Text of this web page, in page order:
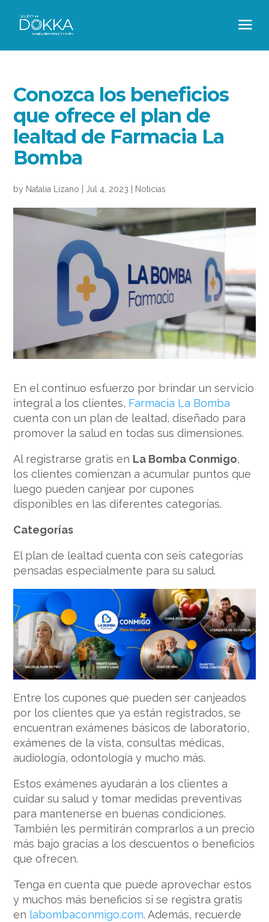
Conozca los beneficios
que ofrece el plan de
lealtad de Farmacia La
Bomba
by Natalia Lizano Jul 4, 2023 Noticias
En el continuo esfuerzo por brindar un servicio
integral a los clientes, Farmacia La Bomba
cuenta con un plan de lealtad, diseñado para
promover la salud en todas sus dimensiones.
Al registrarse gratis en La Bomba Conmigo,
los clientes comienzan a acumular puntos que
luego pueden canjear por cupones
disponibles en las diferentes categorías.
Categorías
El plan de lealtad cuenta con seis categorías
pensadas especialmente para su salud.
Entre los cupones que pueden ser canjeados
por los clientes que ya están registrados, se
encuentran exámenes básicos de laboratorio,
exámenes de la vista, consultas médicas,
audiología, odontología y mucho más.
Estos exámenes ayudarán a los clientes a
cuidar su salud y tomar medidas preventivas
para mantenerse en buenas condiciones.
También les permitirán comprarlos a un precio
más bajo gracias a los descuentos o beneficios
que ofrecen.
Tenga en cuenta que puede aprovechar estos
y muchos más beneficios si se registra gratis
en labombaconmigo.com. Además, recuerde